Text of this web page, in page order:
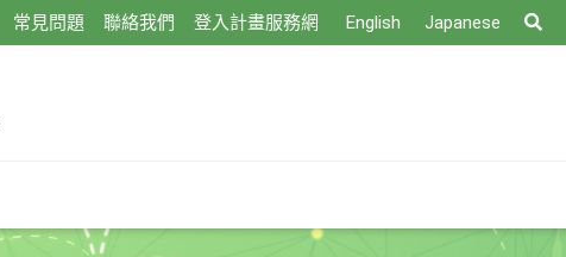
常見問題 聯絡我們 登入計畫服務網 English Japanese
尋